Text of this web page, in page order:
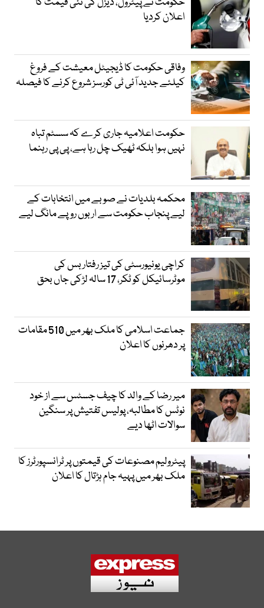
اعلان کردیا
وفاقی حکومت کا ڈیجیٹل معیشت کے فروغ
کیلئے جدید آئی ٹی کورسز شروع کرنے کا فیصلہ
حکومت اعلامیہ جاری کرے کہ سسٹم تباہ
نہیں ہوا بلکہ ٹھیک چل رہا ہے، پی پی رہنما
محکمہ بلدیات نے صوبے میں انتخابات کے
لیے پنجاب حکومت سے اربوں روپے مانگ لیے
کراچی یونیورسٹی کی تیز رفتار بس کی
موٹرسائیکل کو ٹکر، 17 سالہ لڑکی جاں بحق
جماعت اسلامی کا ملک بھر میں 510 مقامات
پر دھرنوں کا اعلان
میر رضا کے والد کا چیف جسٹس سے از خود
نوٹس کا مطالبہ، پولیس تفتیش پر سنگین
سوالات اٹھا دیے
پیٹرولیم مصنوعات کی قیمتوں پر ٹرانسپورٹرز کا
ملک بھر میں پہیہ جام ہڑتال کا اعلان